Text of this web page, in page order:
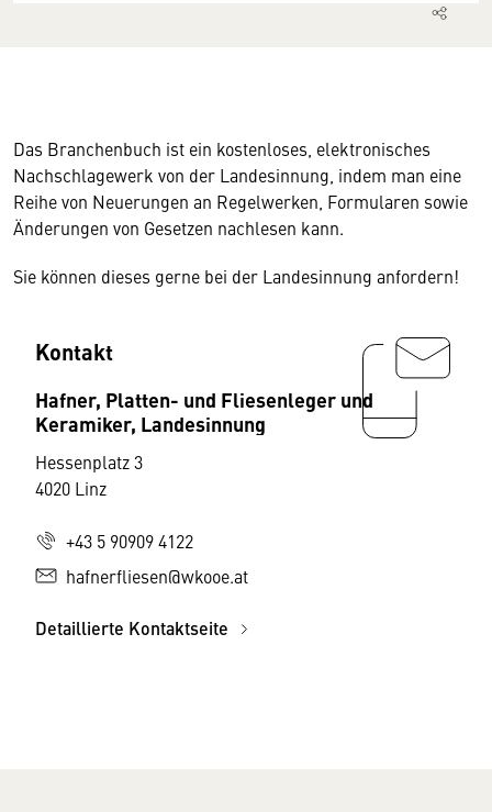
Das Branchenbuch ist ein kostenloses, elektronisches
Nachschlagewerk von der Landesinnung, indem man eine
Reihe von Neuerungen an Regelwerken, Formularen sowie
Änderungen von Gesetzen nachlesen kann.
Sie können dieses gerne bei der Landesinnung anfordern!
Kontakt
Hafner, Platten- und Fliesenleger und
Keramiker, Landesinnung
Hessenplatz 3
4020 Linz
+43 5 90909 4122
hafnerfliesen@wkooe.at
Detaillierte Kontaktseite